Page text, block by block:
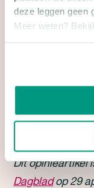
deze leggen geen
Meer weten?
Nederland voor
staan. Een
normen en
Dit opinieartikel
Dagbladop 29